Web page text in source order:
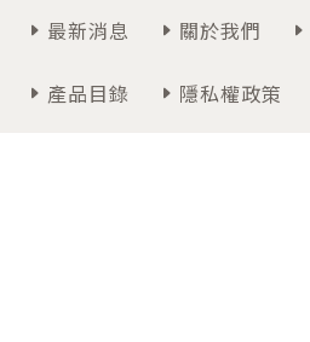
最新消息 關於我們
產品目錄 隱私權政策